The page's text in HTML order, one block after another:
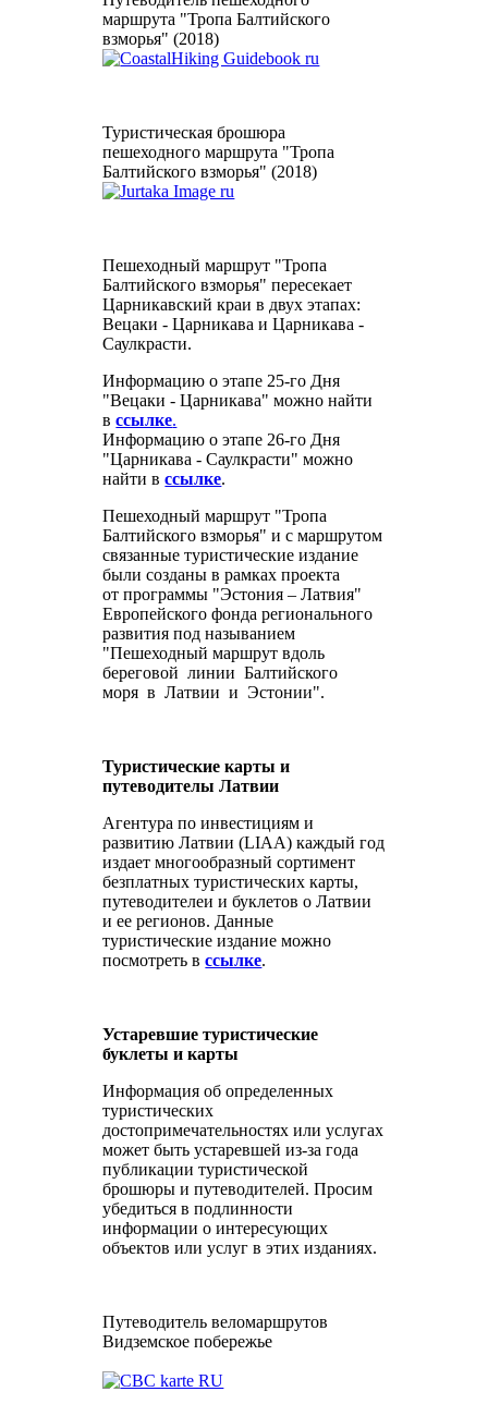
маршрута "Тропа Балтийского
взморья" (2018)
Туристическая брошюра
пешеходного маршрута "Тропа
Балтийского взморья" (2018)
Пешеходный маршрут "Тропа
Балтийского взморья" пересекает
Царникавский краи в двух этапах:
Вецаки - Царникава и Царникава -
Саулкрасти.
Информацию о этапе 25-го Дня
"Вецаки - Царникава" можно найти
вссылке.
Информацию о этапе 26-го Дня
"Царникава - Саулкрасти" можно
найти вссылке.
Пешеходный маршрут "Тропа
Балтийского взморья" и с маршрутом
связанные туристические издание
были созданы в рамках проекта
от программы "Эстония – Латвия"
Европейского фонда регионального
развития под называнием
"Пешеходный маршрут вдоль
береговой линии Балтийского
моря в Латвии и Эстонии".
Туристические карты и
путеводителы Латвии
Агентура по инвестициям и
развитию Латвии (LIAA) каждый год
издает многообразный сортимент
безплатных туристических карты,
путеводителеи и буклетов о Латвии
и ее регионов. Данные
туристические издание можно
посмотреть вссылке.
Устаревшие туристические
буклеты и карты
Информация об определенных
туристических
достопримечательностях или услугах
может быть устаревшей из-за года
публикации туристической
брошюры и путеводителей. Просим
убедиться в подлинности
информации о интересующих
объектов или услуг в этих изданиях.
Путеводитель веломаршрутов
Видземское побережье